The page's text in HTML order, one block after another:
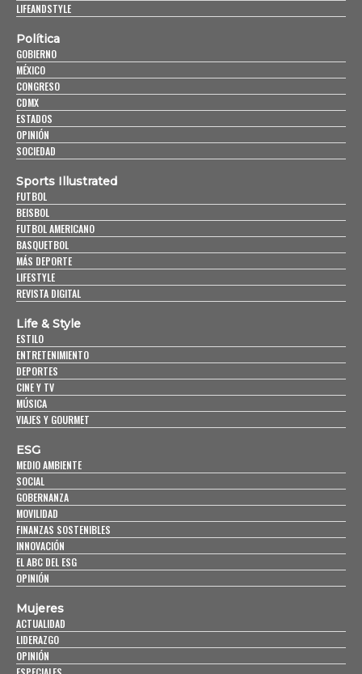
LIFEANDSTYLE
Política
GOBIERNO
MÉXICO
CONGRESO
CDMX
ESTADOS
OPINIÓN
SOCIEDAD
Sports Illustrated
FUTBOL
BEISBOL
FUTBOL AMERICANO
BASQUETBOL
MÁS DEPORTE
LIFESTYLE
REVISTA DIGITAL
Life & Style
ESTILO
ENTRETENIMIENTO
DEPORTES
CINE Y TV
MÚSICA
VIAJES Y GOURMET
ESG
MEDIO AMBIENTE
SOCIAL
GOBERNANZA
MOVILIDAD
FINANZAS SOSTENIBLES
INNOVACIÓN
EL ABC DEL ESG
OPINIÓN
Mujeres
ACTUALIDAD
LIDERAZGO
OPINIÓN